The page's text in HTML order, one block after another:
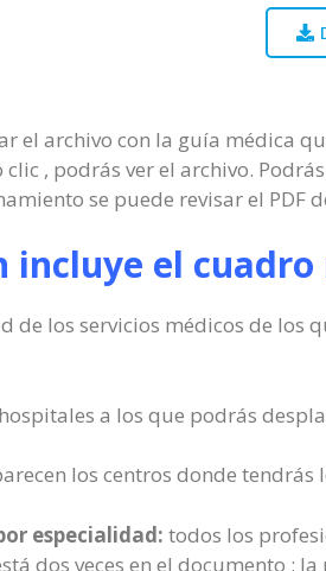
el archivo con la guía médica
clic , podrás ver el archivo.
se puede revisar el PDF
el cuadro
de los servicios médicos de
hospitales a los que podrás
los centros donde
especialidad: todos los
dos veces en el documento :